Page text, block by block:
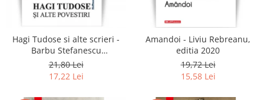
Hagi Tudose si alte scrieri -
Barbu Stefanescu
Delavrancea
21,80 Lei
17,22 Lei
Amandoi - Liviu Rebreanu,
editia 2020
19,72 Lei
15,58 Lei